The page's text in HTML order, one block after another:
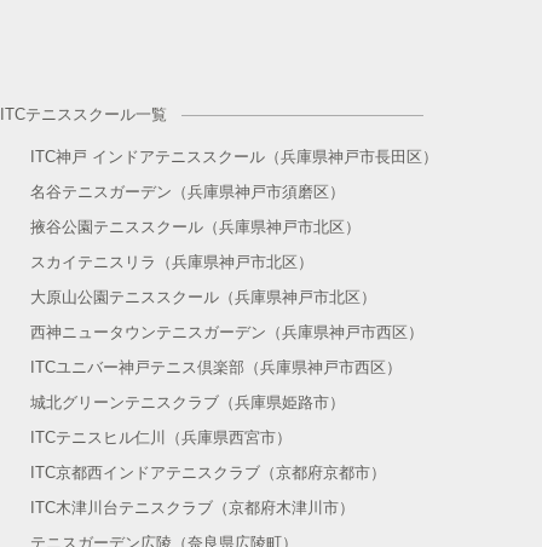
ITCテニススクール一覧
ITC神戸 インドアテニススクール（兵庫県神戸市長田区）
名谷テニスガーデン（兵庫県神戸市須磨区）
掖谷公園テニススクール（兵庫県神戸市北区）
スカイテニスリラ（兵庫県神戸市北区）
大原山公園テニススクール（兵庫県神戸市北区）
西神ニュータウンテニスガーデン（兵庫県神戸市西区）
ITCユニバー神戸テニス倶楽部（兵庫県神戸市西区）
城北グリーンテニスクラブ（兵庫県姫路市）
ITCテニスヒル仁川（兵庫県西宮市）
ITC京都西インドアテニスクラブ（京都府京都市）
ITC木津川台テニスクラブ（京都府木津川市）
テニスガーデン広陵（奈良県広陵町）